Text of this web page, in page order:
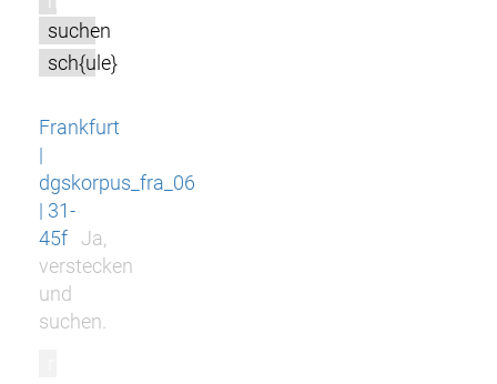
suchen
sch{ule}
Frankfurt
|
dgskorpus_fra_06
| 31-
45f
Ja,
verstecken
und
suchen.